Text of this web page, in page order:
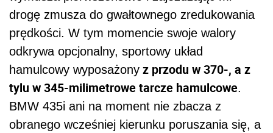
drogę zmusza do gwałtownego zredukowania
prędkości. W tym momencie swoje walory
odkrywa opcjonalny, sportowy układ
hamulcowy wyposażony z przodu w 370-, a z
tylu w 345-milimetrowe tarcze hamulcowe.
BMW 435i ani na moment nie zbacza z
obranego wcześniej kierunku poruszania się, a